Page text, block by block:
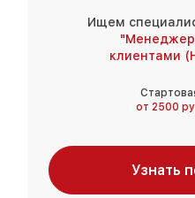
Ищем
"Менеджер
клиентами
от 2500
Узнать